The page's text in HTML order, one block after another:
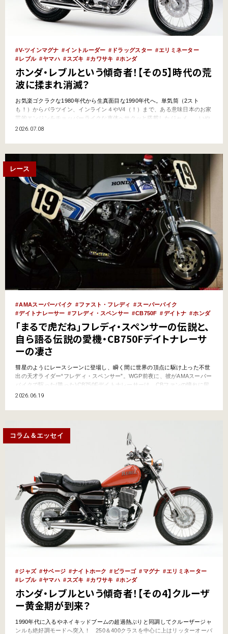
V-ツインマグナ イントルーダー ドラッグスター
エリミネーター
レブル
ヤマハ スズキ カワサキ ホンダ
ホンダ・レブルという傾奇者！【その5】時代の荒
波に揉まれ消滅？
お気楽ゴクラクな1980年代から生真面目な1990年代へ。単気筒（2スト
も！）からパラツイン、インライン４やV4（！）まで、ある意味日本のお家
芸的エンジンをチョッパーライクな車体へサクッと搭載したジャメ……いや
アメリカンバイクは市場が成熟するに従い、より本物志向へとシフト。「V
ダ・レブルという傾奇者！【その…
2026.07.08
レース
AMAスーパーバイク ファスト・フレディ
スーパーバイク
デイトナレーサー
フレディ・スペンサー CB750F デイトナ ホンダ
「まるで虎だね」フレディ・スペンサーの伝説と、
自ら語る伝説の愛機・CB750Fデイトナレーサ
ーの凄さ
彗星のようにレースシーンに登場し、瞬く間に世界の頂点に駆け上った不世
出の天才ライダー“フレディ・スペンサー”。WGP前夜に、彼がAMAスーパー
バイクで駆った(勝った)CB750Fデイトナレーサーは、CBファンの憧れに留
まらず、空冷4発カスタムを牽引した偉大な存在でもある。あらためて、伝
の世界GPでの大…
2026.06.19
コラム＆エッセイ
ジャズ サベージ ナイトホーク ビラーゴ マグナ
エリミネーター
レブル
ヤマハ スズキ カワサキ ホンダ
ホンダ・レブルという傾奇者！【その4】クルーザ
ー黄金期が到来？
1990年代に入るやネイキッドブームの超過熱ぶりと同調してクルーザージャ
ンルも絶好調モードへ突入！ 250＆400クラスを中心に上はリッターオーバ